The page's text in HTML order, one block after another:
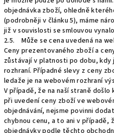
objednávka zboží, ohledně
(podrobněji v článku 5), máme
již v souvislosti se smlouvou
2.5. Může se cena uvedená na
Ceny prezentovaného zboží a
zůstávají v platnosti po dobu,
rozhraní. Případné slevy z ceny
ledaže je na webovém rozhraní
V případě, že na naší straně
při uvedení ceny zboží ve
objednávání, nejsme povinni
chybnou cenu, a to ani v případě,
objednávky podle těchto